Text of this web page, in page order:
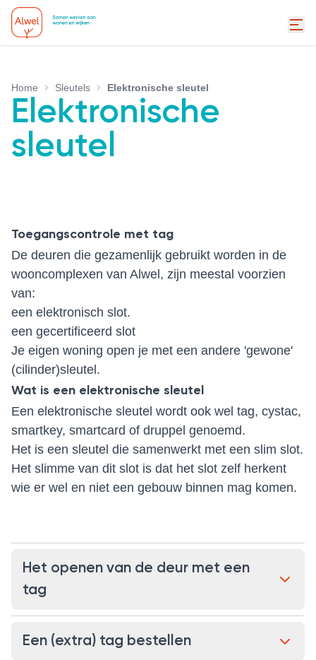
Home Sleutels Elektronische sleutel
Elektronische
sleutel
Toegangscontrole met tag
De deuren die gezamenlijk gebruikt worden in de
wooncomplexen van Alwel, zijn meestal voorzien
van:
een elektronisch slot.
een gecertificeerd slot
Je eigen woning open je met een andere 'gewone'
(cilinder)sleutel.
Wat is een elektronische sleutel
Een elektronische sleutel wordt ook wel tag, cystac,
smartkey, smartcard of druppel genoemd.
Het is een sleutel die samenwerkt met een slim slot.
Het slimme van dit slot is dat het slot zelf herkent
wie er wel en niet een gebouw binnen mag komen.
Het openen van de deur met een
tag
Een (extra) tag bestellen